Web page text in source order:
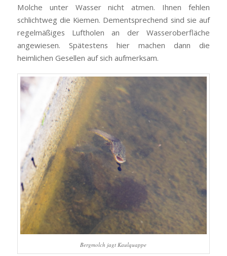
Molche unter Wasser nicht atmen. Ihnen fehlen
schlichtweg die Kiemen. Dementsprechend sind sie auf
regelmäßiges Luftholen an der Wasseroberfläche
angewiesen. Spätestens hier machen dann die
heimlichen Gesellen auf sich aufmerksam.
Bergmolch jagt Kaulquappe